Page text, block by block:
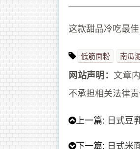
这款甜品冷吃最
低筋面粉 南瓜
网站声明： 文章
不承担相关法律责
上一篇: 日式豆
下一篇: 日式米